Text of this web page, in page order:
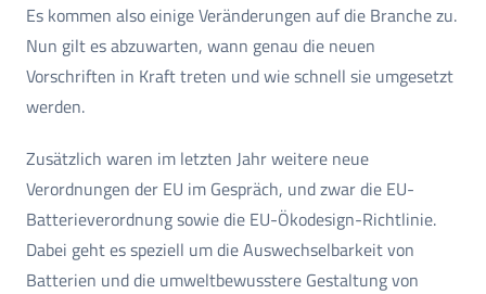
Es kommen also einige Veränderungen auf die Branche zu.
Nun gilt es abzuwarten, wann genau die neuen
Vorschriften in Kraft treten und wie schnell sie umgesetzt
werden.
Zusätzlich waren im letzten Jahr weitere neue
Verordnungen der EU im Gespräch, und zwar die EU-
Batterieverordnung sowie die EU-Ökodesign-Richtlinie.
Dabei geht es speziell um die Auswechselbarkeit von
Batterien und die umweltbewusstere Gestaltung von